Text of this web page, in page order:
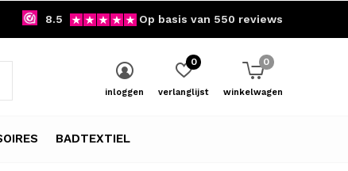
BADTEXTIEL
inloggen verlanglijst
0
winkelwagen
0
8.5 Op basis van 550 reviews